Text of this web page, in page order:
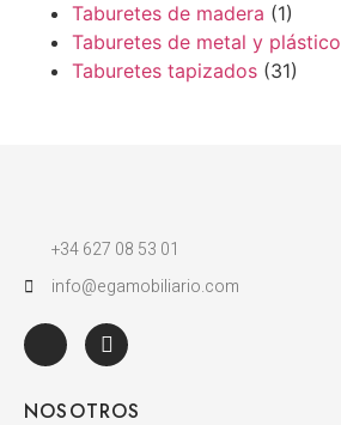
Taburetes de madera (1)
Taburetes de metal y plástico
Taburetes tapizados (31)
+34 627 08 53 01
info@egamobiliario.com
NOSOTROS